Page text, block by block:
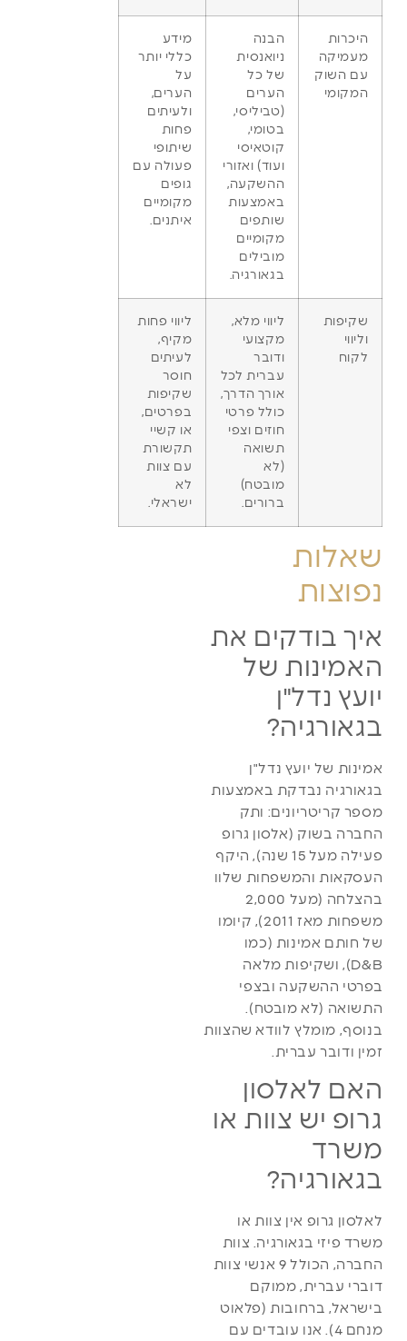
היכרות
מעמיקה
עם השוק
המקומי
הבנה
ניואנסית
של כל
הערים
(טביליסי,
בטומי,
קוטאיסי
ועוד) ואזורי
ההשקעה,
באמצעות
שותפים
מקומיים
מובילים
בגאורגיה.
מידע
כללי יותר
על
הערים,
ולעיתים
פחות
שיתופי
פעולה עם
גופים
מקומיים
איתנים.
שקיפות
וליווי
לקוח
ליווי מלא,
מקצועי
ודובר
עברית לכל
אורך הדרך,
כולל פרטי
חוזים וצפי
תשואה
(לא
מובטח)
ברורים.
ליווי פחות
מקיף,
לעיתים
חוסר
שקיפות
בפרטים,
או קשיי
תקשורת
עם צוות
לא
ישראלי.
שאלות
נפוצות
איך בודקים את
האמינות של
יועץ נדל"ן
בגאורגיה?
אמינות של יועץ נדל"ן
בגאורגיה נבדקת באמצעות
מספר קריטריונים: ותק
החברה בשוק (אלסון גרופ
פעילה מעל 15 שנה), היקף
העסקאות והמשפחות שלוו
בהצלחה (מעל 2,000
משפחות מאז 2011), קיומו
של חותם אמינות (כמו
D&B), ושקיפות מלאה
בפרטי ההשקעה ובצפי
התשואה (לא מובטח).
בנוסף, מומלץ לוודא שהצוות
זמין ודובר עברית.
האם לאלסון
גרופ יש צוות או
משרד
בגאורגיה?
לאלסון גרופ אין צוות או
משרד פיזי בגאורגיה. צוות
החברה, הכולל 9 אנשי צוות
דוברי עברית, ממוקם
בישראל, ברחובות (פלאוט
מנחם 4). אנו עובדים עם